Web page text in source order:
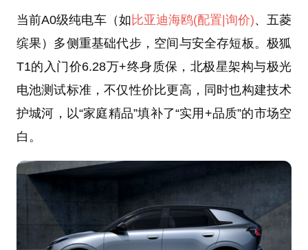
当前A0级纯电车（如 比亚迪海鸥(配置|询价)、五菱
缤果）多侧重基础代步，空间与安全存短板。极狐
T1的入门价6.28万+终身质保，北极星架构与极光
电池测试标准，不仅性价比更高，同时也构建技术
护城河，以“家庭精品”填补了“实用+品质”的市场空
白。